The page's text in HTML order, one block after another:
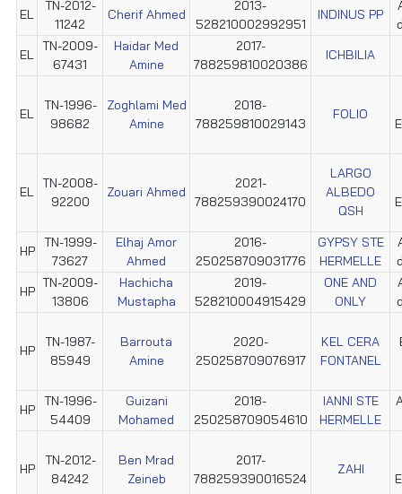
EL
TN-2012-
11242
Cherif Ahmed
2013-
528210002992951
INDINUS PP
EL
TN-2009-
67431
Haidar Med
Amine
2017-
788259810020386
ICHBILIA
EL
TN-1996-
98682
Zoghlami Med
Amine
2018-
788259810029143
FOLIO
EL
TN-2008-
92200
Zouari Ahmed
2021-
788259390024170
LARGO
ALBEDO
QSH
HP
TN-1999-
73627
Elhaj Amor
Ahmed
2016-
250258709031776
GYPSY STE
HERMELLE
HP
TN-2009-
13806
Hachicha
Mustapha
2019-
528210004915429
ONE AND
ONLY
HP
TN-1987-
85949
Barrouta
Amine
2020-
250258709076917
KEL CERA
FONTANEL
HP
TN-1996-
54409
Guizani
Mohamed
2018-
250258709054610
IANNI STE
HERMELLE
HP
TN-2012-
84242
Ben Mrad
Zeineb
2017-
788259390016524
ZAHI